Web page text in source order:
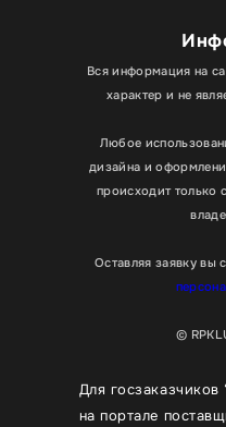
Вся информация на
характер и не
Любое
дизайна и
происходит только
Оставляя заявку вы
©
Для госзаказчиков
на портале